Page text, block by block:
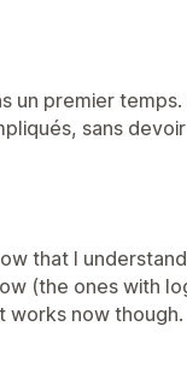
un premier
sans
that I
(the ones with
works now though.